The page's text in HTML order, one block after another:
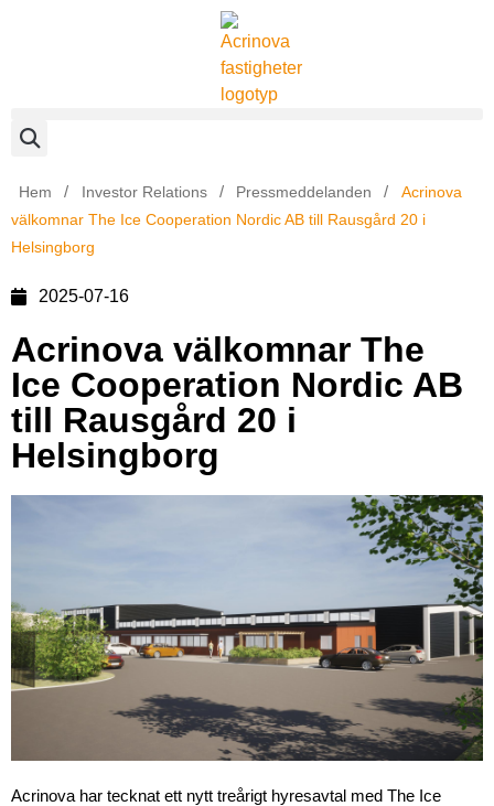
Hem / Investor Relations / Pressmeddelanden /
Acrinova
välkomnar The Ice Cooperation Nordic AB till Rausgård 20 i
Helsingborg
2025-07-16
Acrinova välkomnar The
Ice Cooperation Nordic AB
till Rausgård 20 i
Helsingborg
Acrinova har tecknat ett nytt treårigt hyresavtal med The Ice